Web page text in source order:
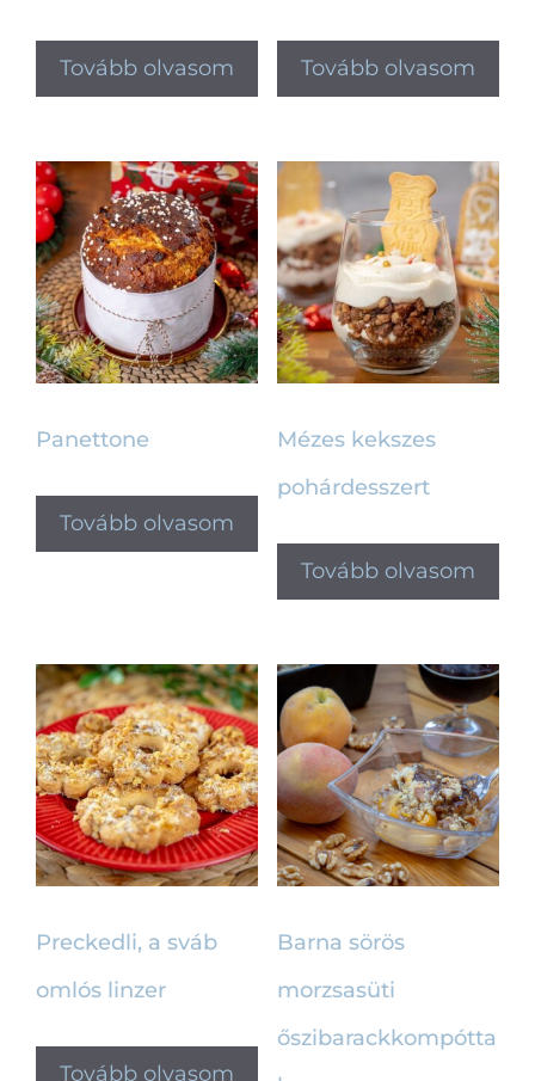
Tovább olvasom Tovább olvasom
Panettone
Tovább olvasom
Mézes kekszes
pohárdesszert
Tovább olvasom
Preckedli, a sváb
omlós linzer
Tovább olvasom
Barna sörös
morzsasüti
őszibarackkompótta